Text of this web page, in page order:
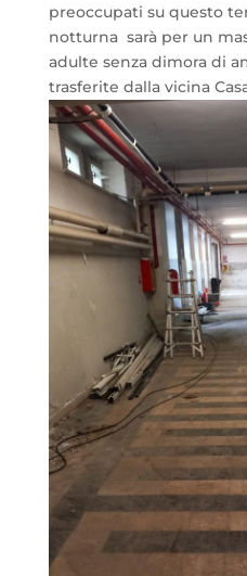
preoccupati su questo
notturna sarà per un
adulte senza dimora di
trasferite dalla vicina